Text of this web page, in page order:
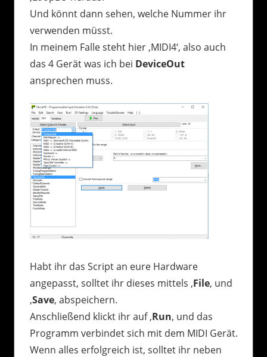
Und könnt dann sehen, welche Nummer ihr
verwenden müsst.
In meinem Falle steht hier ‚MIDI4‘, also auch
das 4 Gerät was ich bei DeviceOut
ansprechen muss.
Habt ihr das Script an eure Hardware
angepasst, solltet ihr dieses mittels ‚File‚ und
‚Save‚ abspeichern.
Anschließend klickt ihr auf ‚Run‚ und das
Programm verbindet sich mit dem MIDI Gerät.
Wenn alles erfolgreich ist, solltet ihr neben